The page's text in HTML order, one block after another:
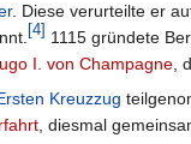
. Diese verurteilte er
[4] 1115 gründete
I. von Champagne ,
Kreuzzug
, diesmal